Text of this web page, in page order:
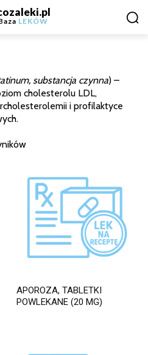
LEKÓW
substancja czynna) –
cholesterolu LDL,
i profilaktyce
APOROZA, TABLETKI
POWLEKANE (20 MG)